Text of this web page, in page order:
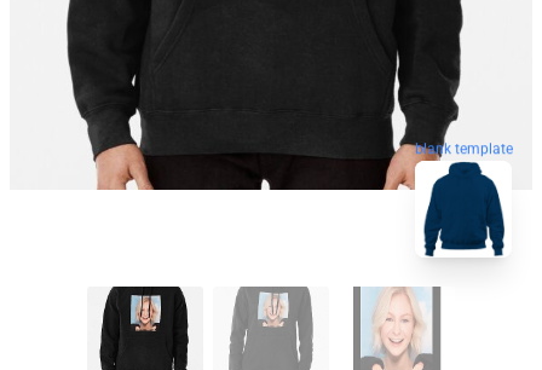
blank template